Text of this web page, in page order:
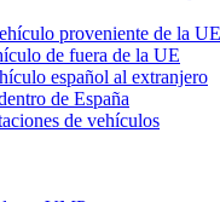
proveniente de la UE
de fuera de la UE
español al extranjero
de España
de vehículos